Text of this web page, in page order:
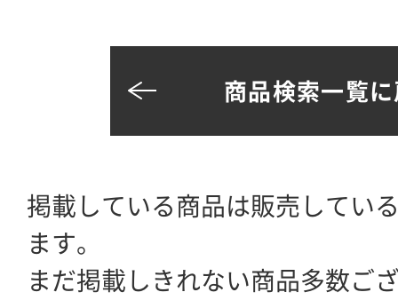
商品検索一覧
掲載している商品は販売してい
ます。
まだ掲載しきれない商品多数ご